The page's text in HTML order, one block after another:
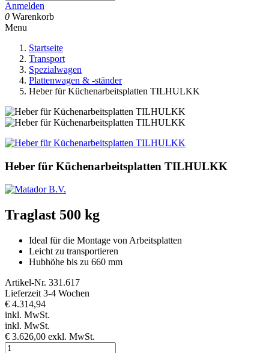
Anmelden
0 Warenkorb
Menu
Startseite
Transport
Spezialwagen
Plattenwagen & -ständer
Heber für Küchenarbeitsplatten TILHULKK
Heber für Küchenarbeitsplatten TILHULKK
Traglast 500 kg
Ideal für die Montage von Arbeitsplatten
Leicht zu transportieren
Hubhöhe bis zu 660 mm
Artikel-Nr. 331.617
Lieferzeit 3-4 Wochen
€ 4.314,94
inkl. MwSt.
inkl. MwSt.
€ 3.626,00 exkl. MwSt.